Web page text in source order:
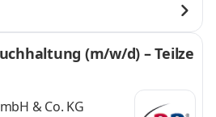
(m/w/d) – Teilze
& Co. KG